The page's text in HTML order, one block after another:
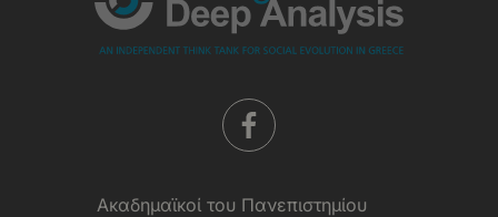
Aκαδημαϊκοί του Πανεπιστημίου